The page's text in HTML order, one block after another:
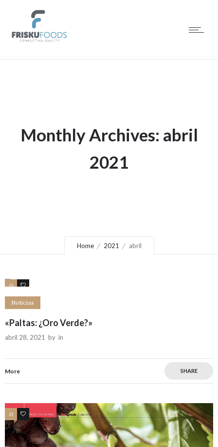
Monthly Archives: abril
2021
Home 2021 abril
0 0
Noticias
«Paltas: ¿Oro Verde?»
abril 28, 2021 by in
More SHARE
0 0